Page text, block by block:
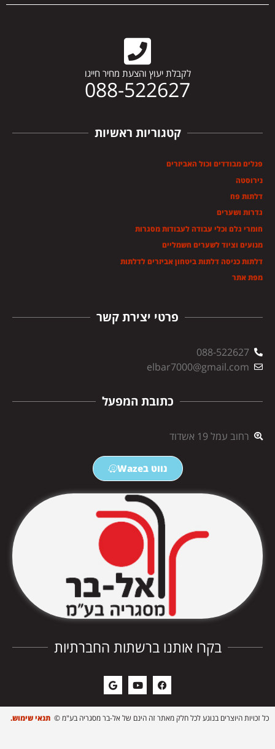
לקבלת יעוץ והצעת מחיר חייגו
088-522627
בקרו אותנו ברשתות החברתיות
פרטי יצירת קשר
088-522627
elbar7000@gmail.com
כתובת המפעל
רחוב עמל 19 אשדוד
נווט בWaze
קטגוריות ראשיות
פנלים מבודדים וכול האביזרים
נירוסטה
דלתות פח
גדרות ושערים
חומרי גלם וכלי עבודה לעבודות מסגרות
מנועים וציוד לשערים חשמליים
דלתות כניסה דלתות ביטחון אביזרים לדלתות
מפת אתר
כל זכויות היוצרים בנוגע לכל חלק מאתר זה הינם של אל-בר מסגריה בע"מ © תנאי שימוש.